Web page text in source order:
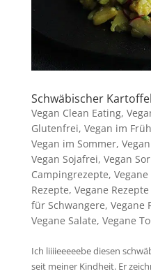
Schwäbischer
Vegan Clean Eating,
Glutenfrei, Vegan im
Vegan im Sommer,
Vegan Sojafrei, Vegan
Campingrezepte,
Rezepte, Vegane
für Schwangere, Vegane
Vegane Salate, Vegane
Ich liiiieeeeebe diesen
seit meiner Kindheit. Er